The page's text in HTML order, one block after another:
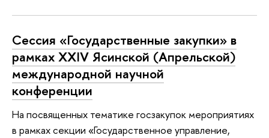
Сессия «Государственные закупки» в
рамках XXIV Ясинской (Апрельской)
международной научной
конференции
На посвященных тематике госзакупок мероприятиях
в рамках секции «Государственное управление,